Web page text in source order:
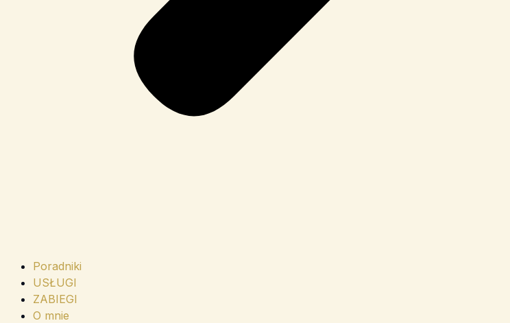
Poradniki
USŁUGI
ZABIEGI
O mnie